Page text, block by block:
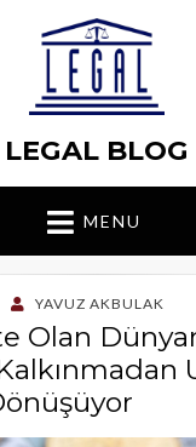
LEGAL BLOG
MENU
YAVUZ AKBULAK
Olan